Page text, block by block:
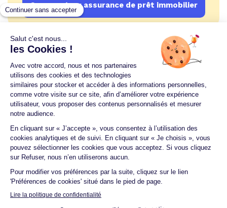
Comparateur assurance de prêt immobilier
Un crédit vous engage et doit être remboursé.
Vérifiez vos capacités de remboursement avant de
vous engager.
Aucun versement, de quelque nature que ce soit, ne
peut être exigé d'un particulier avant l'obtention
d'un ou plusieurs prêts d'argent.
© 2026 Guide du crédit •Plan du site• Mentions
Accessibilité Contact